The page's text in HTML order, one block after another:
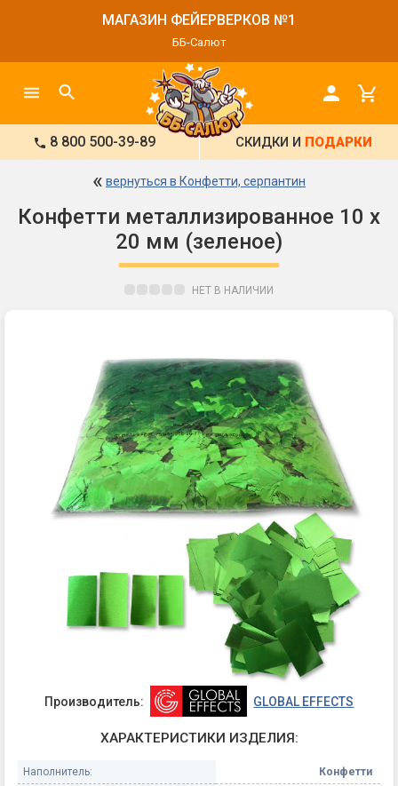
МАГАЗИН ФЕЙЕРВЕРКОВ №1
ББ-Салют
8 800 500-39-89 СКИДКИ И ПОДАРКИ
« вернуться в Конфетти, серпантин
Конфетти металлизированное 10 х
20 мм (зеленое)
НЕТ В НАЛИЧИИ
Производитель: GLOBAL EFFECTS
ХАРАКТЕРИСТИКИ ИЗДЕЛИЯ:
Наполнитель:
Конфетти